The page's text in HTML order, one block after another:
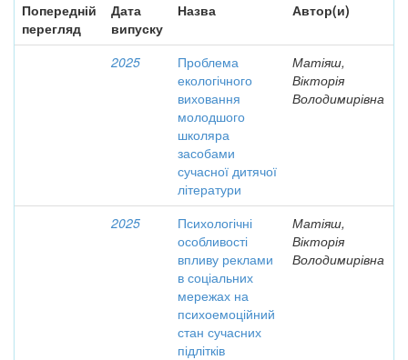
Попередній
перегляд
Дата
випуску
Назва Автор(и)
2025
Проблема
екологічного
виховання
молодшого
школяра
засобами
сучасної дитячої
літератури
Матіяш,
Вікторія
Володимирівна
2025
Психологічні
особливості
впливу реклами
в соціальних
мережах на
психоемоційний
стан сучасних
підлітків
Матіяш,
Вікторія
Володимирівна